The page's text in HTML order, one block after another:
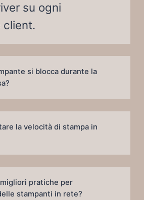
su ogni
client.
si blocca durante la
la velocità di stampa in
pratiche per
stampanti in rete?